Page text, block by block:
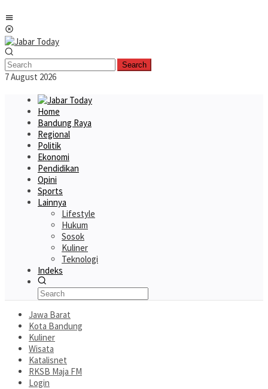
to
content
Search
7 August 2026
Home
Bandung Raya
Regional
Politik
Ekonomi
Pendidikan
Opini
Sports
Lainnya
Lifestyle
Hukum
Sosok
Kuliner
Teknologi
Indeks
Jawa Barat
Kota Bandung
Kuliner
Wisata
Katalisnet
RKSB Maja FM
Login